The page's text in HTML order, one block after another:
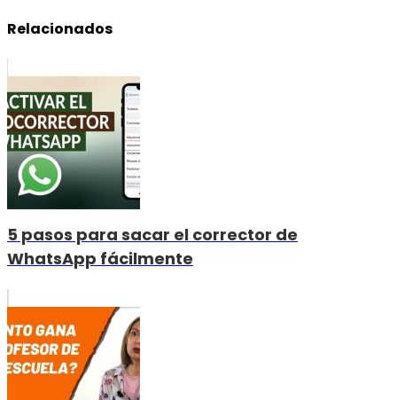
Relacionados
5 pasos para sacar el corrector de
WhatsApp fácilmente